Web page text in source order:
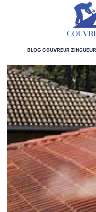
BLOG COUVREUR ZINGUEUR